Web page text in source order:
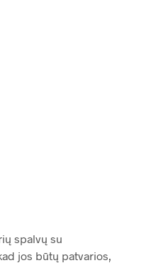
spalvų su
jos būtų patvarios,